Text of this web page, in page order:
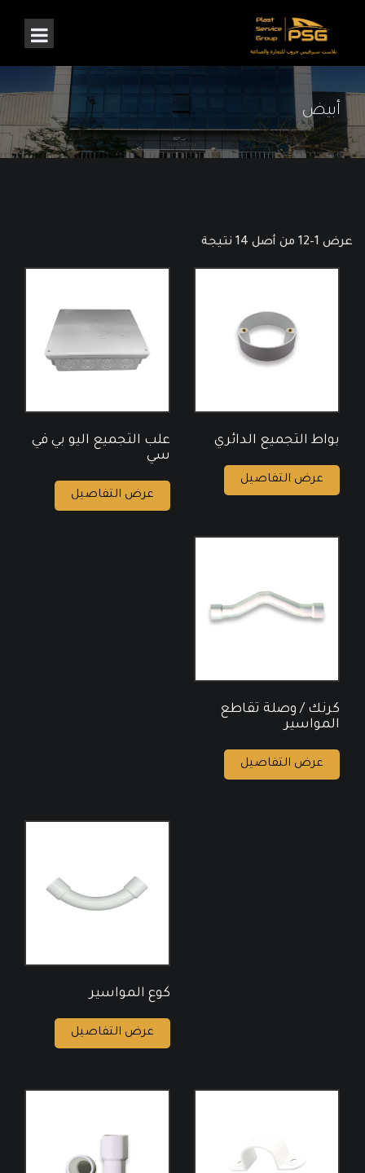
أبيض
عرض 1–12 من أصل 14 نتيجة
علب التجميع اليو بي في
سي
عرض التفاصيل
بواط التجميع الدائري
عرض التفاصيل
كرنك / وصلة تقاطع
المواسير
عرض التفاصيل
كوع المواسير
عرض التفاصيل